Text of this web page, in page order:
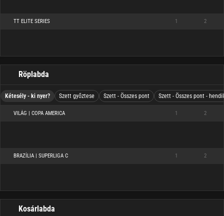
TT ELITE SERIES 1 2
Röplabda
Kétesély - ki nyer? Szett győztese Szett - Összes pont Szett - Összes pont -
VILÁG | COPA AMERICA 1 2
BRAZÍLIA | SUPERLIGA C 1 2
Kosárlabda